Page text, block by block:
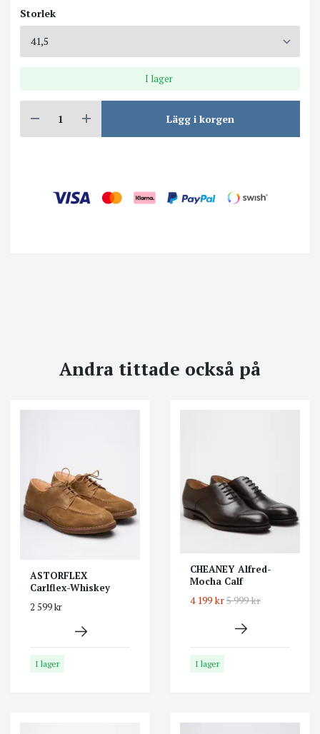
Storlek
I lager
Lägg i korgen
Andra tittade också på
ASTORFLEX
Carlflex-Whiskey
2 599 kr
I lager
CHEANEY Alfred-
Mocha Calf
4 199 kr5 999 kr
I lager